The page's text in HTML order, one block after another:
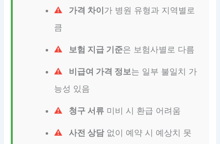
가격 차이가 병원 유형과 지역별로
큼
보험 지급 기준은 보험사별로 다름
비급여 가격 정보는 일부 불일치 가
능성 있음
청구 서류 미비 시 환급 어려움
사전 상담없이 예약 시 예상치 못